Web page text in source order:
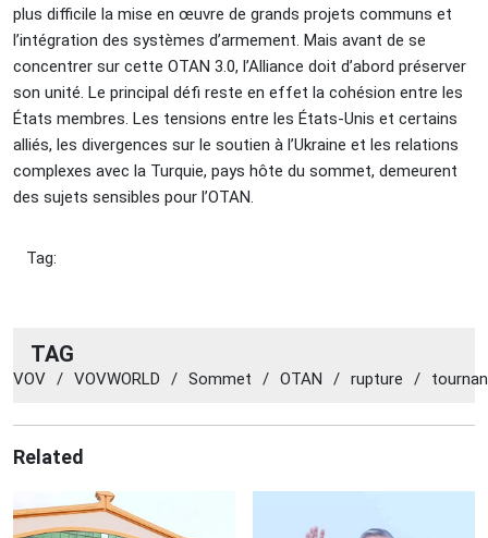
plus difficile la mise en œuvre de grands projets communs et
l’intégration des systèmes d’armement. Mais avant de se
concentrer sur cette OTAN 3.0, l’Alliance doit d’abord préserver
son unité. Le principal défi reste en effet la cohésion entre les
États membres. Les tensions entre les États-Unis et certains
alliés, les divergences sur le soutien à l’Ukraine et les relations
complexes avec la Turquie, pays hôte du sommet, demeurent
des sujets sensibles pour l’OTAN.
Tag:
TAG
VOV / VOVWORLD / Sommet / OTAN / rupture /
Related